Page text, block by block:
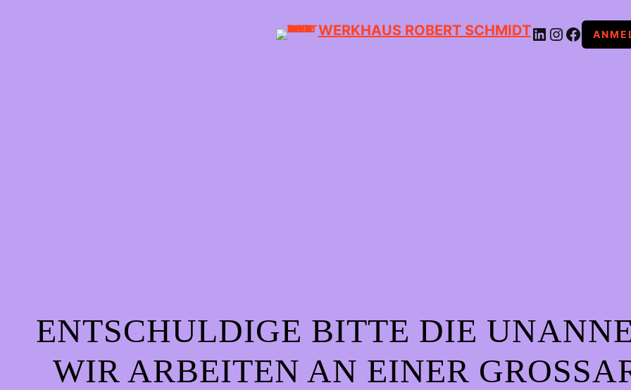
WERKHAUS ROBERT SCHMIDTLINKEDIN INSTAGRAMFACEBOOK
ENTSCHULDIGE BITTE DIE
WIR ARBEITEN AN EINER